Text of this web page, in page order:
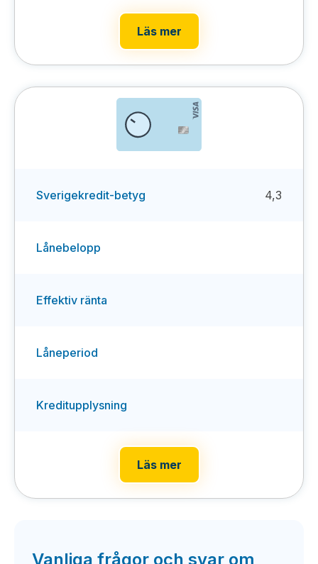
Läs mer
Sverigekredit-betyg 4,3
Lånebelopp
Effektiv ränta
Låneperiod
Kreditupplysning
Läs mer
Vanliga frågor och svar om